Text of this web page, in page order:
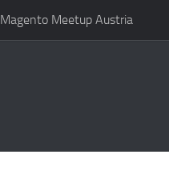
Magento Meetup Austria